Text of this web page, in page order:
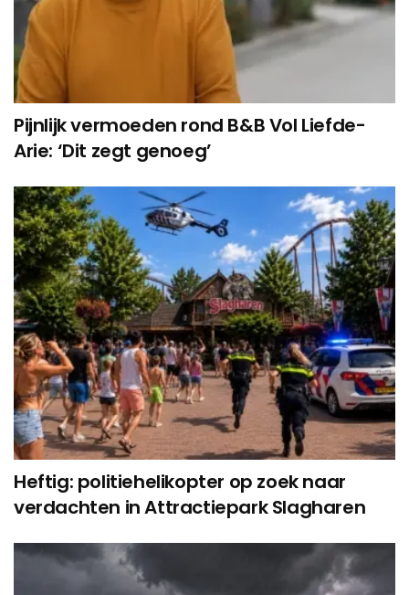
Pijnlijk vermoeden rond B&B Vol Liefde-
Arie: ‘Dit zegt genoeg’
Heftig: politiehelikopter op zoek naar
verdachten in Attractiepark Slagharen